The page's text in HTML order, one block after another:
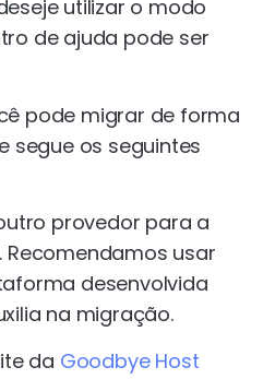
utilizar o modo
de ajuda pode ser
pode migrar de forma
segue os seguintes
provedor para a
Recomendamos usar
desenvolvida
na migração.
da Goodbye Host